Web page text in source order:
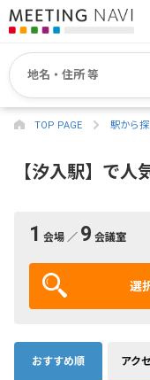
TOP PAGE 駅から
【汐入駅】で人
1 会場 ／ 9 会議室
選
おすすめ順 アク